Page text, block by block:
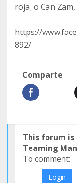
roja, o Can
https://
892/
Comparte
This forum is
Teaming
To comment:
Login